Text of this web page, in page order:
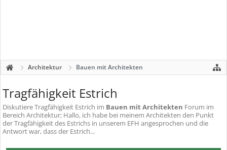
Architektur Bauen mit Architekten
Tragfähigkeit Estrich
DiskutiereTragfähigkeit Estrich im Bauen mit Architekten Forum im
Bereich Architektur; Hallo, ich habe bei meinem Architekten den Punkt
der Tragfähigkeit des Estrichs in unserem EFH angesprochen und die
Antwort war, dass der Estrich...